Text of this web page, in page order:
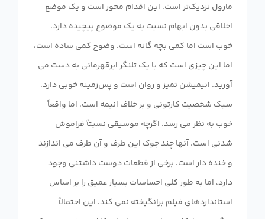
مارول نزدیک‌تر است. این اقدام محور است و یک موضع
اخلاقی بدون ابهام نسبت به یک موضوع پیچیده دارد.
خوب است اما کمی بچه گانه است. وضوح کمی ساده است،
اما این چیزی است که با یک تلنگر ابرقهرمانی به دست می
آورید. انیمیشن تمیز و روان است و پس‌زمینه خوبی دارد.
سبک شخصیت کارتونی و بر خلاف انیمه است. اما واقعاً
خوب به نظر می رسد. اگرچه موسیقی نسبتاً فراموش
شدنی است. آنها چند جوک این طرف و آن طرف می اندازند
و خنده دار است. برخی از قطعات دوست داشتنی وجود
دارد، اما به طور کلی احساسات بسیار عمیق را بر اساس
استانداردهای فیلم برانگیخته نمی کند. این احتمالاً